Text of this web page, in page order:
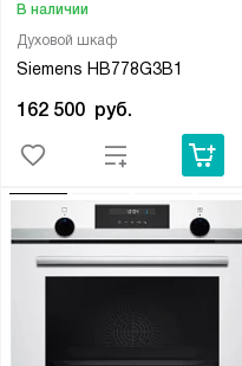
Духовой шкаф
Siemens HB778G3B1
В наличии
162 500 руб.